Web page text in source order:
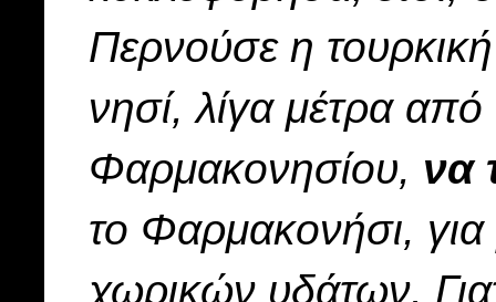
Περνούσε η
νησί, λίγα μέτρα
Φαρμακονησίου, να
το Φαρμακονήσι, για
χωρικών υδάτων.